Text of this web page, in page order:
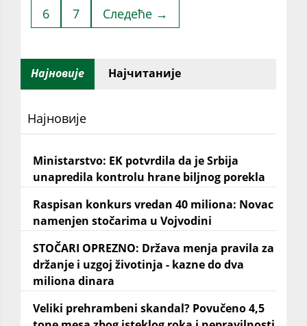
6 7 Следеће →
Најновије Најчитаније
Најновије
Ministarstvo: EK potvrdila da je Srbija
unapredila kontrolu hrane biljnog porekla
Raspisan konkurs vredan 40 miliona: Novac
namenjen stočarima u Vojvodini
STOČARI OPREZNO: Država menja pravila za
držanje i uzgoj životinja - kazne do dva
miliona dinara
Veliki prehrambeni skandal? Povučeno 4,5